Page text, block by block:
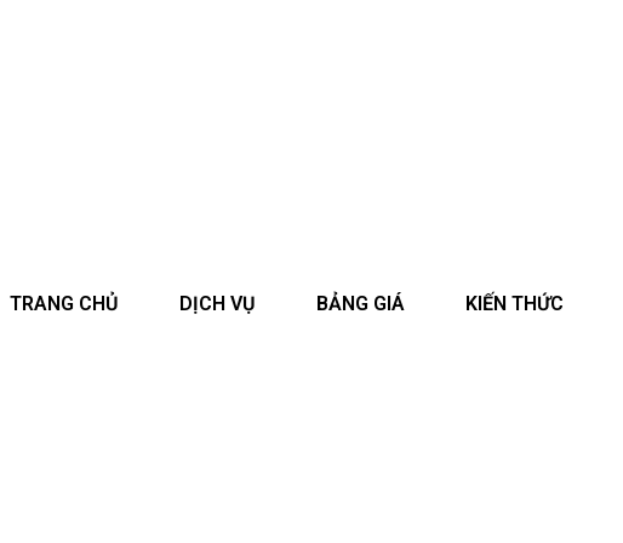
TRANG CHỦ DỊCH VỤ BẢNG GIÁ KIẾN THỨC